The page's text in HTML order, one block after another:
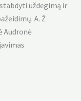
uždegimą ir
A. Ž
Audronė